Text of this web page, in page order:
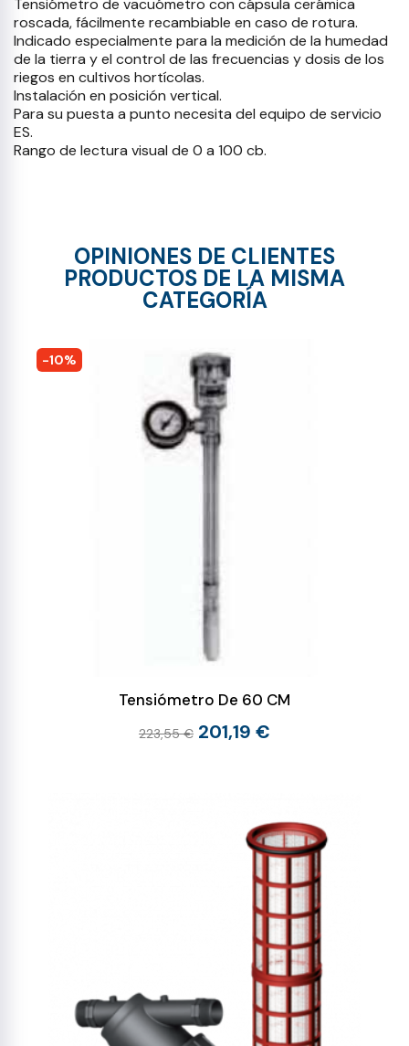
Tensiómetro de vacuómetro con cápsula cerámica
roscada, fácilmente recambiable en caso de rotura.
Indicado especialmente para la medición de la humedad
de la tierra y el control de las frecuencias y dosis de los
riegos en cultivos hortícolas.
Instalación en posición vertical.
Para su puesta a punto necesita del equipo de servicio
ES.
Rango de lectura visual de 0 a 100 cb.
OPINIONES DE CLIENTES
PRODUCTOS DE LA MISMA
CATEGORÍA
-10%
Tensiómetro De 60 CM
223,55 € 201,19 €